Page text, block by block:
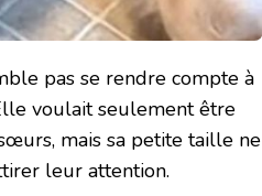
pas se rendre compte à
voulait seulement être
mais sa petite taille ne
leur attention.